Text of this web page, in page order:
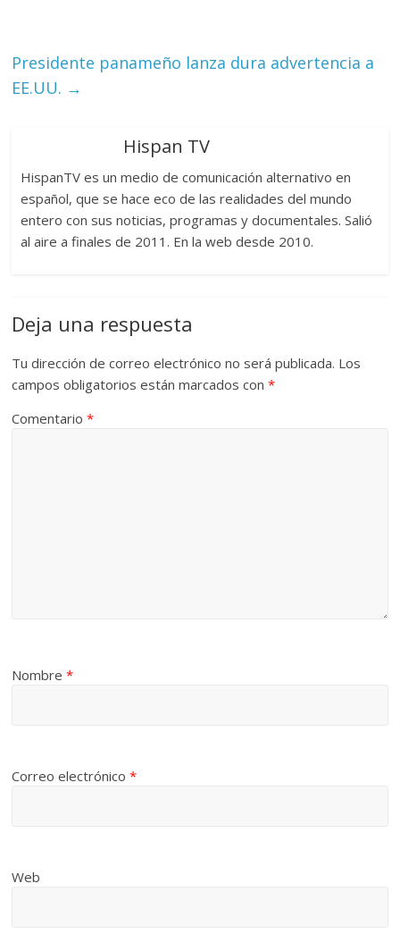
Presidente panameño lanza dura advertencia a
EE.UU. →
Hispan TV
HispanTV es un medio de comunicación alternativo en
español, que se hace eco de las realidades del mundo
entero con sus noticias, programas y documentales. Salió
al aire a finales de 2011. En la web desde 2010.
Deja una respuesta
Tu dirección de correo electrónico no será publicada. Los
campos obligatorios están marcados con*
Comentario*
Nombre*
Correo electrónico*
Web